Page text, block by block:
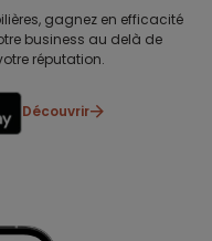
gagnez en efficacité
business au delà de
réputation.
Découvrir